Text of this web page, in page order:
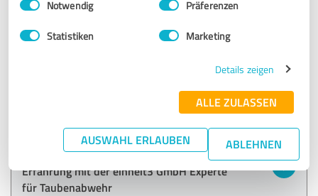
Notwendig Präferenzen
Statistiken Marketing
Details zeigen
ALLE ZULASSEN
AUSWAHL ERLAUBEN ABLEHNEN
Sehr kompetent und zuverlässig. Ich hoffe, dass auch die
letzten Tauben noch verschwinden werden.
Erfahrungsbericht & Bewertung zu:
Erfahrung mit der einheit3 GmbH Experte
für Taubenabwehr